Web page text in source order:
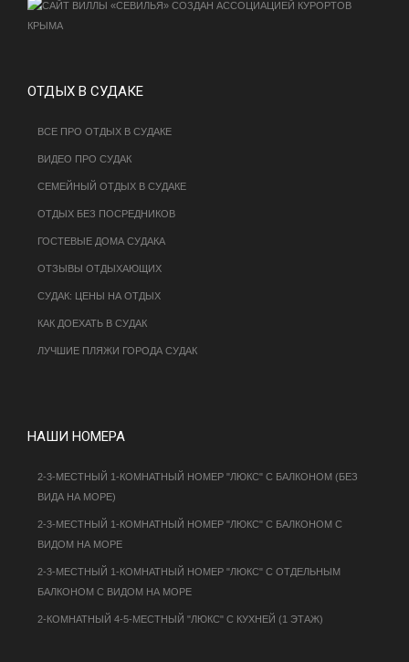
ОТДЫХ В СУДАКЕ
ВСЕ ПРО ОТДЫХ В СУДАКЕ
ВИДЕО ПРО СУДАК
СЕМЕЙНЫЙ ОТДЫХ В СУДАКЕ
ОТДЫХ БЕЗ ПОСРЕДНИКОВ
ГОСТЕВЫЕ ДОМА СУДАКА
ОТЗЫВЫ ОТДЫХАЮЩИХ
СУДАК: ЦЕНЫ НА ОТДЫХ
КАК ДОЕХАТЬ В СУДАК
ЛУЧШИЕ ПЛЯЖИ ГОРОДА СУДАК
НАШИ НОМЕРА
2-3-МЕСТНЫЙ 1-КОМНАТНЫЙ НОМЕР "ЛЮКС" С БАЛКОНОМ (БЕЗ
ВИДА НА МОРЕ)
2-3-МЕСТНЫЙ 1-КОМНАТНЫЙ НОМЕР "ЛЮКС" С БАЛКОНОМ С
ВИДОМ НА МОРЕ
2-3-МЕСТНЫЙ 1-КОМНАТНЫЙ НОМЕР "ЛЮКС" С ОТДЕЛЬНЫМ
БАЛКОНОМ С ВИДОМ НА МОРЕ
2-КОМНАТНЫЙ 4-5-МЕСТНЫЙ "ЛЮКС" С КУХНЕЙ (1 ЭТАЖ)